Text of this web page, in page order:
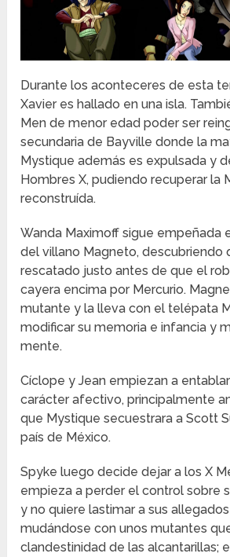
Durante los aconteceres de esta
Xavier es hallado en una isla.
Men de menor edad poder ser
secundaria de Bayville donde la
Mystique además es expulsada y
Hombres X, pudiendo recuperar la
reconstruída.
Wanda Maximoff sigue empeñada
del villano Magneto, descubriendo
rescatado justo antes de que el
cayera encima por Mercurio.
mutante y la lleva con el telépata
modificar su memoria e infancia y
mente.
Cíclope y Jean empiezan a
carácter afectivo, principalmente
que Mystique secuestrara a Scott
país de México.
Spyke luego decide dejar a los X
empieza a perder el control sobre
y no quiere lastimar a sus
mudándose con unos mutantes
clandestinidad de las alcantarillas;